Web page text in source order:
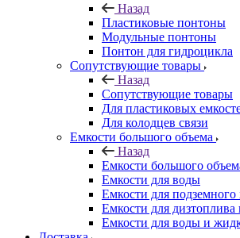
Назад
Пластиковые понтоны
Модульные понтоны
Понтон для гидроцикла
Сопутствующие товары
Назад
Сопутствующие товары
Для пластиковых
Для колодцев связи
Емкости большого объема
Назад
Емкости большого
Емкости для воды
Емкости для
Емкости для дизтоплива
Емкости для воды и